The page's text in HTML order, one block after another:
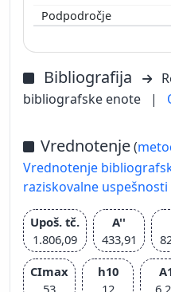
Bibliografija
bibliografske enote
|
Vrednotenje(
Vrednotenje
raziskovalne
Upoš. tč.
1.806,09
A''
433,91
CImax
h10